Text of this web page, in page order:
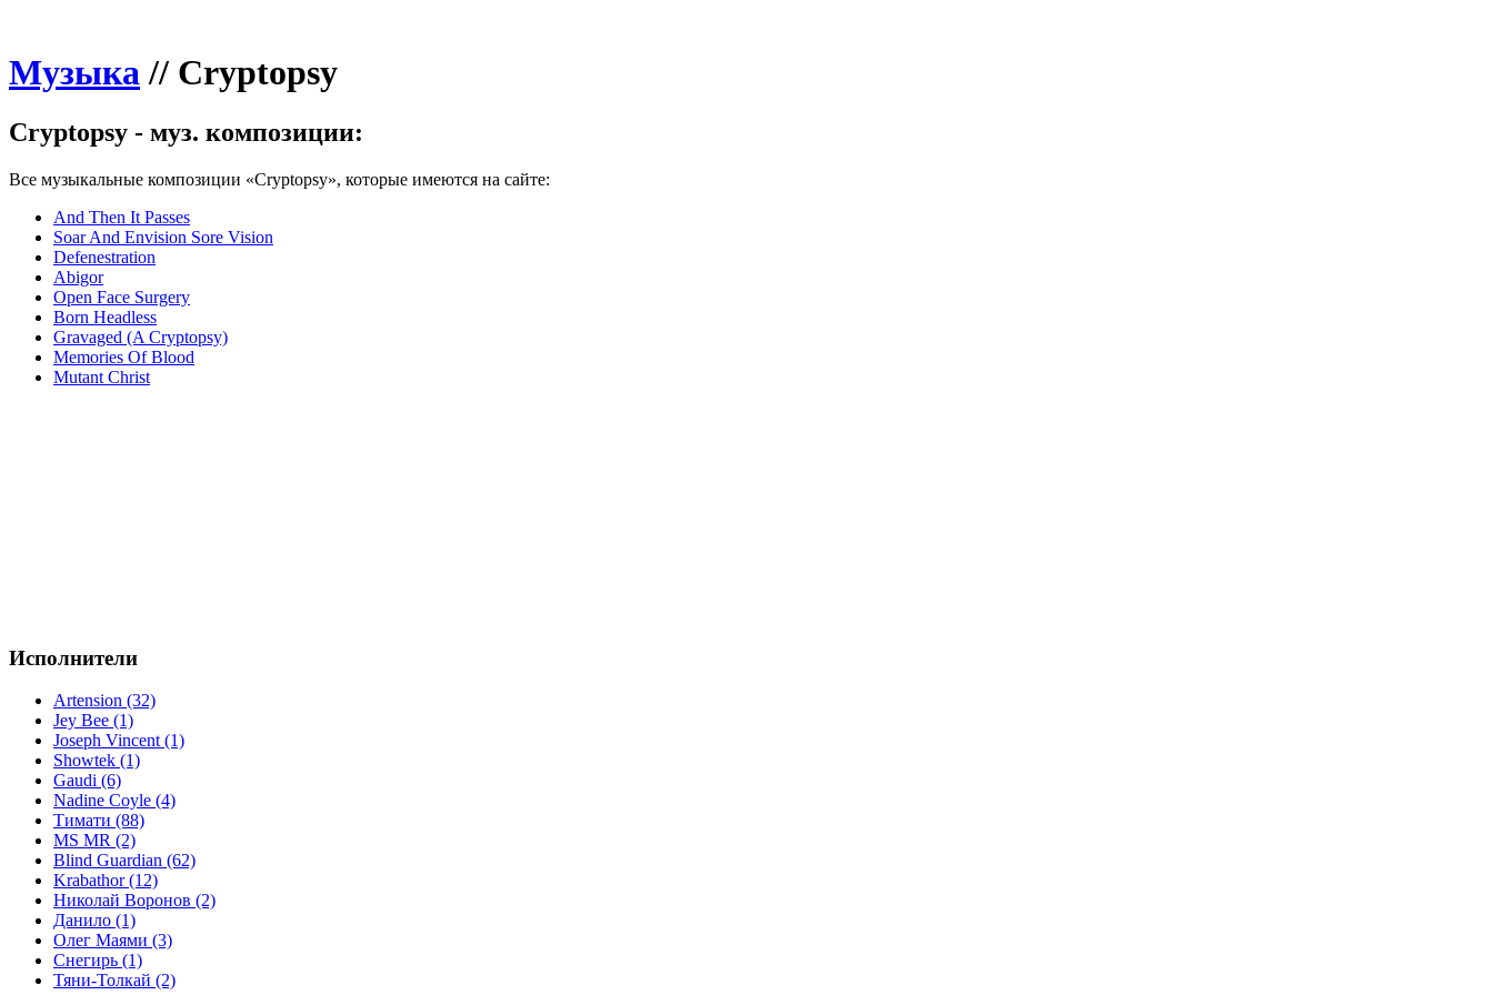
Музыка// Cryptopsy
Cryptopsy - муз. композиции:
Все музыкальные композиции «Cryptopsy», которые имеются на сайте:
And Then It Passes
Soar And Envision Sore Vision
Defenestration
Abigor
Open Face Surgery
Born Headless
Gravaged (A Cryptopsy)
Memories Of Blood
Mutant Christ
Исполнители
Artension (32)
Jey Bee (1)
Joseph Vincent (1)
Showtek (1)
Gaudi (6)
Nadine Coyle (4)
Тимати (88)
MS MR (2)
Blind Guardian (62)
Krabathor (12)
Николай Воронов (2)
Данило (1)
Олег Маями (3)
Снегирь (1)
Тяни-Толкай (2)